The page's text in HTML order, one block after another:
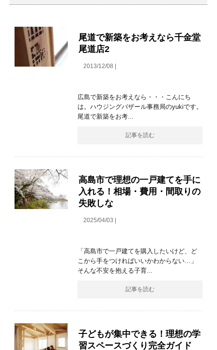
尾道で新築をお考えなら千金堂
尾道店2
2013/12/08 |
広島で新築をお考えなら・・・こんにち
は。ハウジングバザール事務局のyukiです。
尾道で新築をお考...
記事を読む
高島市で理想の一戸建てを手に
入れる！相場・費用・間取りの
失敗しな
2025/04/03 |
「高島市で一戸建てを購入したいけど、ど
こから手をつければいいかわからない…」
そんな不安を抱える子育...
記事を読む
子どもが集中できる！理想の学
習スペースづくり完全ガイド